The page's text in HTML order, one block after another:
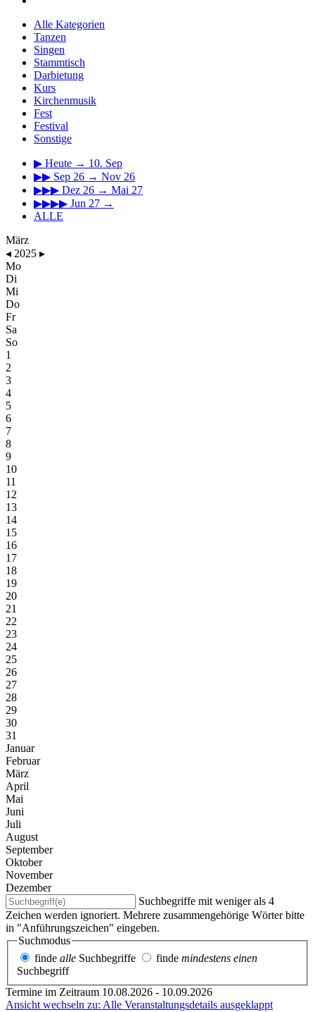
Alle Kategorien
Tanzen
Singen
Stammtisch
Darbietung
Kurs
Kirchenmusik
Fest
Festival
Sonstige
▶ Heute → 10. Sep
▶▶ Sep 26 → Nov 26
▶▶▶ Dez 26 → Mai 27
▶▶▶▶ Jun 27 →
ALLE
März
◂ 2025 ▸
Mo
Di
Mi
Do
Fr
Sa
So
1
2
3
4
5
6
7
8
9
10
11
12
13
14
15
16
17
18
19
20
21
22
23
24
25
26
27
28
29
30
31
Januar
Februar
März
April
Mai
Juni
Juli
August
September
Oktober
November
Dezember
Suchbegriffe mit weniger als 4
Zeichen werden ignoriert. Mehrere zusammengehörige Wörter bitte
in "Anführungszeichen" eingeben.
Suchmodus
finde alle Suchbegriffe finde mindestens einen
Suchbegriff
Termine im Zeitraum 10.08.2026 - 10.09.2026
Ansicht wechseln zu: Alle Veranstaltungsdetails ausgeklappt